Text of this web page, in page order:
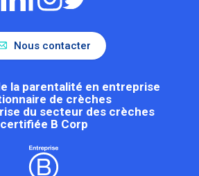
Nous contacter
la parentalité en entreprise
de crèches
du secteur des crèches
certifiée B Corp